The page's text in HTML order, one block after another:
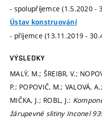
- spolupříjemce (1.5.2020 -
Ústav konstruování
- příjemce (13.11.2019 -
VÝSLEDKY
MALÝ, M.; ŠREIBR, V.;
P.; POPOVIČ, M.; VALOVÁ,
MIČKA, J.; ROBL, J.:
žárupevné slitiny Inconel